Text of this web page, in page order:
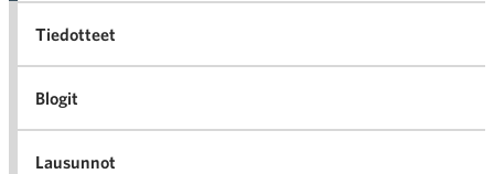
Tiedotteet
Blogit
Lausunnot